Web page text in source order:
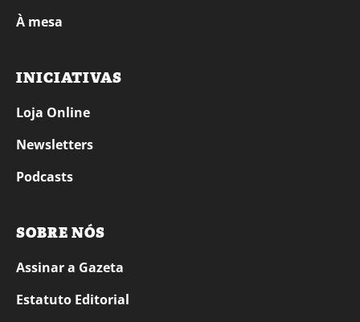
À mesa
INICIATIVAS
Loja Online
Newsletters
Podcasts
SOBRE NÓS
Assinar a Gazeta
Estatuto Editorial